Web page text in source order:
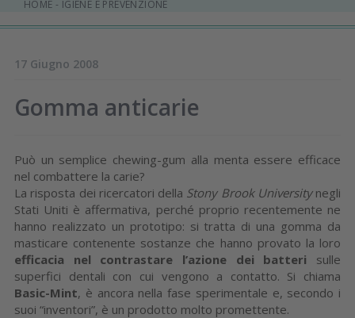
HOME - IGIENE E PREVENZIONE
17 Giugno 2008
Gomma anticarie
Può un semplice chewing-gum alla menta essere efficace
nel combattere la carie?
La risposta dei ricercatori della Stony Brook University negli
Stati Uniti è affermativa, perché proprio recentemente ne
hanno realizzato un prototipo: si tratta di una gomma da
masticare contenente sostanze che hanno provato la loro
efficacia nel contrastare l’azione dei batteri sulle
superfici dentali con cui vengono a contatto. Si chiama
Basic-Mint, è ancora nella fase sperimentale e, secondo i
suoi “inventori”, è un prodotto molto promettente.